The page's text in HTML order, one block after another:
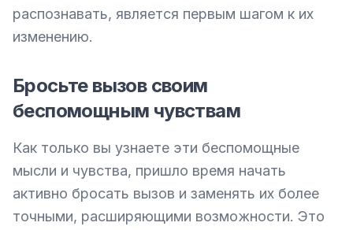
распознавать, является первым шагом к их
изменению.
Бросьте вызов своим
беспомощным чувствам
Как только вы узнаете эти беспомощные
мысли и чувства, пришло время начать
активно бросать вызов и заменять их более
точными, расширяющими возможности. Это